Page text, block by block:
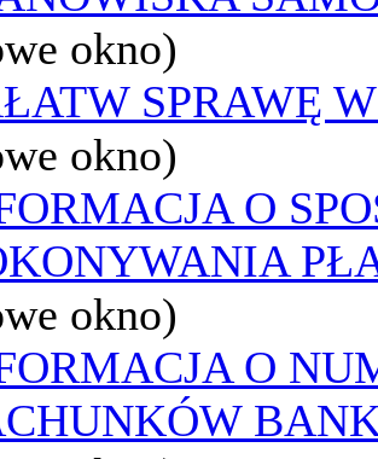
okno)
SPRAWĘ
okno)
O
okno)
O